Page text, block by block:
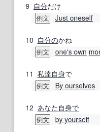
9 自分だけ
例文 Just oneself
10 自分のかね
例文 one's own
11 私達自身で
例文 By ourselves
12 あなた自身で
例文 by yourself